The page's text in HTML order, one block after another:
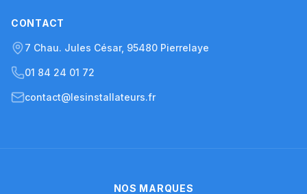
CONTACT
7 Chau. Jules César, 95480 Pierrelaye
01 84 24 01 72
contact@lesinstallateurs.fr
NOS MARQUES